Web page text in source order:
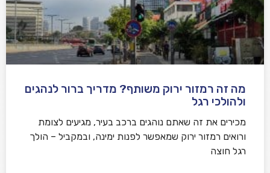
מה זה רמזור ירוק משותף? מדריך ברור לנהגים
ולהולכי רגל
מכירים את זה שאתם נוהגים ברכב בעיר, מגיעים לצומת
ורואים רמזור ירוק שמאפשר לפנות ימינה, ובמקביל – הולך
רגל חוצה